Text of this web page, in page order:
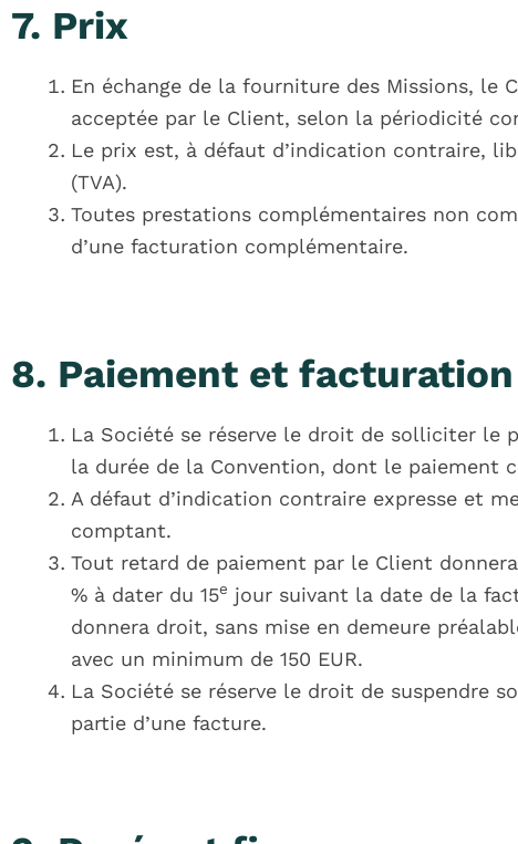
7. Prix
En échange de la fourniture des Missions, le
acceptée par le Client, selon la périodicité
Le prix est, à défaut d’indication contraire,
(TVA).
Toutes prestations complémentaires non
d’une facturation complémentaire.
8. Paiement et facturation
La Société se réserve le droit de solliciter le
la durée de la Convention, dont le paiement
A défaut d’indication contraire expresse et
comptant.
Tout retard de paiement par le Client
% à dater du 15e jour suivant la date de la
donnera droit, sans mise en demeure
avec un minimum de 150 EUR.
La Société se réserve le droit de suspendre
partie d’une facture.